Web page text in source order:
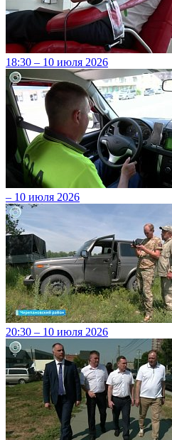
18:30 – 10 июля 2026
– 10 июля 2026
20:30 – 10 июля 2026